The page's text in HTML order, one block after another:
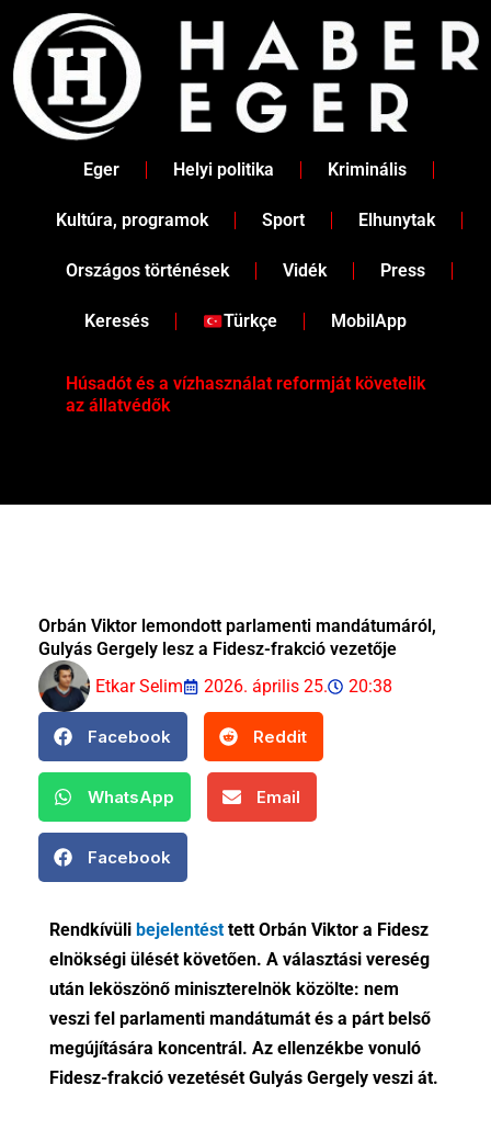
content
Eger Helyi politika Kriminális
Kultúra, programok Sport Elhunytak
Országos történések Vidék Press
Keresés Türkçe MobilApp
Húsadót és a vízhasználat reformját követelik
az állatvédők
Orbán Viktor lemondott parlamenti mandátumáról,
Gulyás Gergely lesz a Fidesz-frakció vezetője
Etkar Selim
2026. április 25. 20:38
Facebook Reddit
WhatsApp Email
Facebook
Rendkívüli bejelentést tett Orbán Viktor a Fidesz
elnökségi ülését követően. A választási vereség
után leköszönő miniszterelnök közölte: nem
veszi fel parlamenti mandátumát és a párt belső
megújítására koncentrál. Az ellenzékbe vonuló
Fidesz-frakció vezetését Gulyás Gergely veszi át.